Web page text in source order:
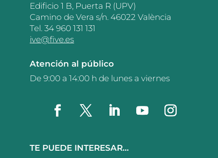
Edificio 1 B, Puerta R (UPV)
Camino de Vera s/n. 46022 València
Tel. 34 960 131 131
ive@five.es
Atención al público
De 9:00 a 14:00 h de lunes a viernes
TE PUEDE INTERESAR…